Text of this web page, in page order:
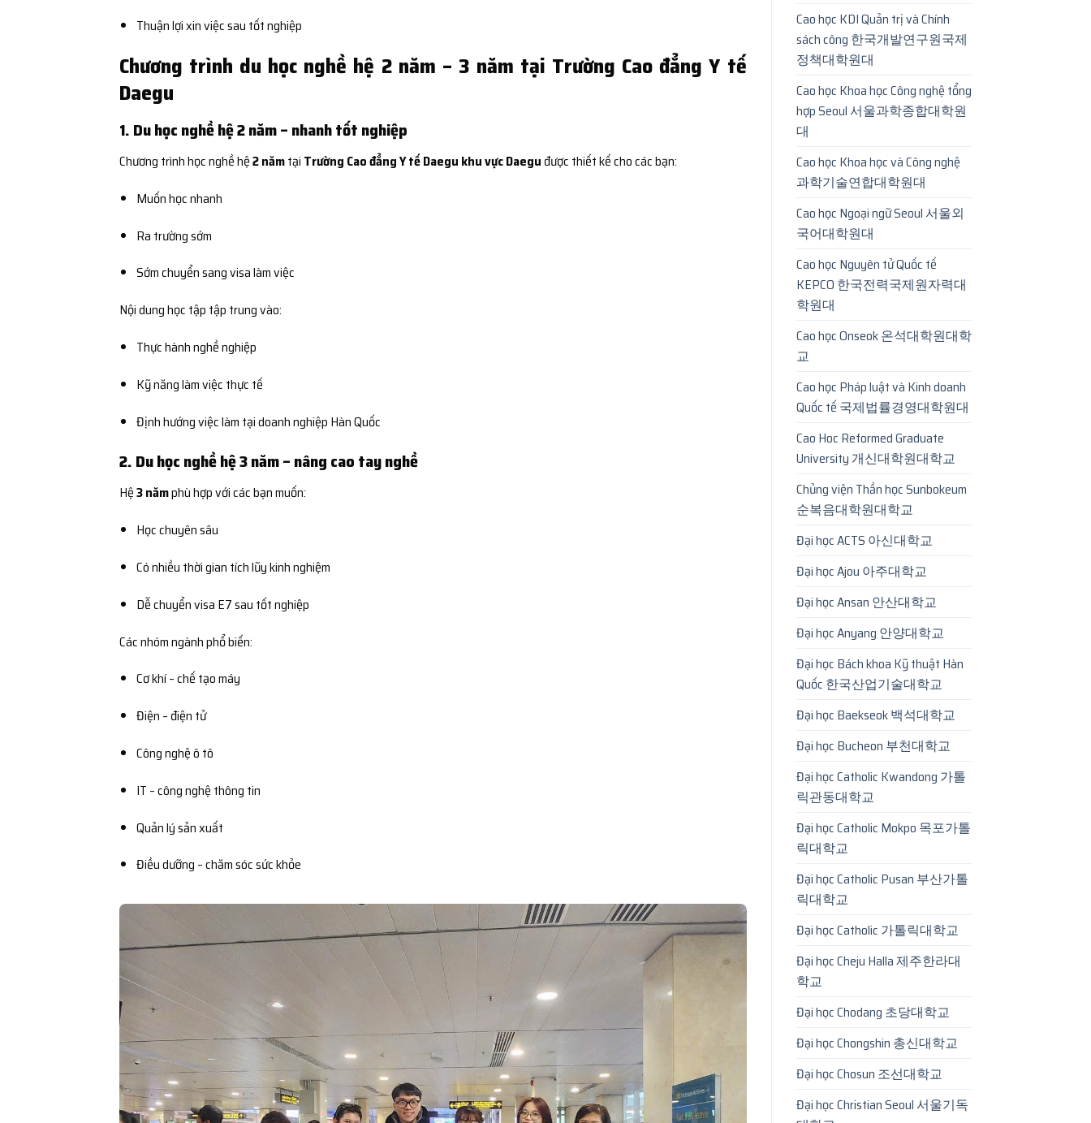
Thuận lợi xin việc sau tốt nghiệp
Chương trình du học nghề hệ 2 năm – 3 năm tại Trường Cao đẳng Y tế
Daegu
1. Du học nghề hệ 2 năm – nhanh tốt nghiệp
Chương trình học nghề hệ2 nămtại Trường Cao đẳng Y tế Daegu khu vực Daeguđược thiết kế cho các bạn:
Muốn học nhanh
Ra trường sớm
Sớm chuyển sang visa làm việc
Nội dung học tập tập trung vào:
Thực hành nghề nghiệp
Kỹ năng làm việc thực tế
Định hướng việc làm tại doanh nghiệp Hàn Quốc
2. Du học nghề hệ 3 năm – nâng cao tay nghề
Hệ3 nămphù hợp với các bạn muốn:
Học chuyên sâu
Có nhiều thời gian tích lũy kinh nghiệm
Dễ chuyển visa E7 sau tốt nghiệp
Các nhóm ngành phổ biến:
Cơ khí – chế tạo máy
Điện – điện tử
Công nghệ ô tô
IT – công nghệ thông tin
Quản lý sản xuất
Điều dưỡng – chăm sóc sức khỏe
Cao học KDI Quản trị và Chính
sách công 한국개발연구원국제
정책대학원대
Cao học Khoa học Công nghệ tổng
hợp Seoul 서울과학종합대학원
대
Cao học Khoa học và Công nghệ
과학기술연합대학원대
Cao học Ngoại ngữ Seoul 서울외
국어대학원대
Cao học Nguyên tử Quốc tế
KEPCO 한국전력국제원자력대
학원대
Cao học Onseok 온석대학원대학
교
Cao học Pháp luật và Kinh doanh
Quốc tế 국제법률경영대학원대
Cao Hoc Reformed Graduate
University 개신대학원대학교
Chủng viện Thần học Sunbokeum
순복음대학원대학교
Đại học ACTS 아신대학교
Đại học Ajou 아주대학교
Đại học Ansan 안산대학교
Đại học Anyang 안양대학교
Đại học Bách khoa Kỹ thuật Hàn
Quốc 한국산업기술대학교
Đại học Baekseok 백석대학교
Đại học Bucheon 부천대학교
Đại học Catholic Kwandong 가톨
릭관동대학교
Đại học Catholic Mokpo 목포가톨
릭대학교
Đại học Catholic Pusan 부산가톨
릭대학교
Đại học Catholic 가톨릭대학교
Đại học Cheju Halla 제주한라대
학교
Đại học Chodang 초당대학교
Đại học Chongshin 총신대학교
Đại học Chosun 조선대학교
Đại học Christian Seoul 서울기독